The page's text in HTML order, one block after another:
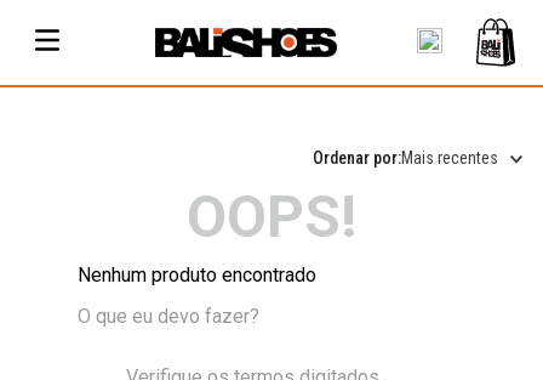
Mais recentes
OOPS!
Nenhum produto encontrado
O que eu devo fazer?